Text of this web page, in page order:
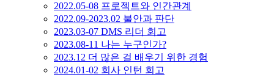
2022.05-08 프로젝트와 인간관계
2022.09-2023.02 불안과 판단
2023.03-07 DMS 리더 회고
2023.08-11 나는 누구인가?
2023.12 더 많은 걸 배우기 위한 경험
2024.01-02 회사 인턴 회고